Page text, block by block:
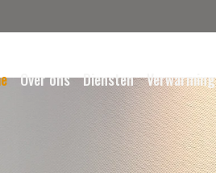
Over ons Diensten Verwarming